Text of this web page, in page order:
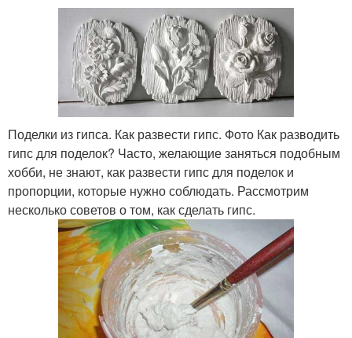
Поделки из гипса. Как развести гипс. Фото Как разводить
гипс для поделок? Часто, желающие заняться подобным
хобби, не знают, как развести гипс для поделок и
пропорции, которые нужно соблюдать. Рассмотрим
несколько советов о том, как сделать гипс.